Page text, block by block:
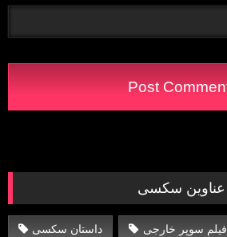
عناوین سکسی
داستان سکسی فیلم سوپر خارجی